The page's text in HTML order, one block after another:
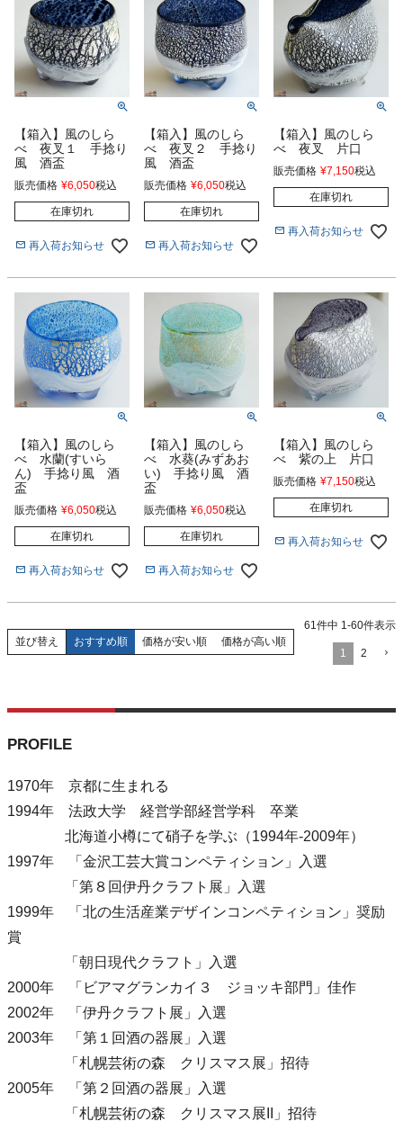
【箱入】風のしら
べ 夜叉１ 手捻り
風 酒盃
販売価格 ¥6,050税込
在庫切れ
再入荷お知らせ
【箱入】風のしら
べ 夜叉２ 手捻り
風 酒盃
販売価格 ¥6,050税込
在庫切れ
再入荷お知らせ
【箱入】風のしら
べ 夜叉 片口
販売価格 ¥7,150税込
在庫切れ
再入荷お知らせ
【箱入】風のしら
べ 水蘭(すいら
ん) 手捻り風 酒
盃
販売価格 ¥6,050税込
在庫切れ
再入荷お知らせ
【箱入】風のしら
べ 水葵(みずあお
い) 手捻り風 酒
盃
販売価格 ¥6,050税込
在庫切れ
再入荷お知らせ
【箱入】風のしら
べ 紫の上 片口
販売価格 ¥7,150税込
在庫切れ
再入荷お知らせ
並び替え おすすめ順 価格が安い順 価格が高い順
61件中 1-60件表示
1 2
PROFILE
1970年 京都に生まれる
1994年 法政大学 経営学部経営学科 卒業
北海道小樽にて硝子を学ぶ（1994年-2009年）
1997年 「金沢工芸大賞コンペティション」入選
「第８回伊丹クラフト展」入選
1999年 「北の生活産業デザインコンペティション」奨励
賞
「朝日現代クラフト」入選
2000年 「ビアマグランカイ３ ジョッキ部門」佳作
2002年 「伊丹クラフト展」入選
2003年 「第１回酒の器展」入選
「札幌芸術の森 クリスマス展」招待
2005年 「第２回酒の器展」入選
「札幌芸術の森 クリスマス展II」招待